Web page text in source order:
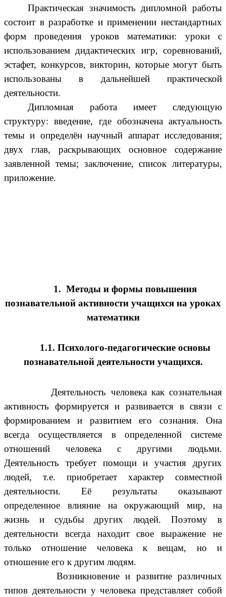
Практическая значимость дипломной работы
состоит в разработке и применении нестандартных
форм проведения уроков математики: уроки с
использованием дидактических игр, соревнований,
эстафет, конкурсов, викторин, которые могут быть
использованы в дальнейшей практической
деятельности.
Дипломная работа имеет следующую
структуру: введение, где обозначена актуальность
темы и определён научный аппарат исследования;
двух глав, раскрывающих основное содержание
заявленной темы; заключение, список литературы,
приложение.
1. Методы и формы повышения
познавательной активности учащихся на уроках
математики
1.1. Психолого-педагогические основы
познавательной деятельности учащихся.
Деятельность человека как сознательная
активность формируется и развивается в связи с
формированием и развитием его сознания. Она
всегда осуществляется в определенной системе
отношений человека с другими людьми.
Деятельность требует помощи и участия других
людей, т.е. приобретает характер совместной
деятельности. Её результаты оказывают
определенное влияние на окружающий мир, на
жизнь и судьбы других людей. Поэтому в
деятельности всегда находит свое выражение не
только отношение человека к вещам, но и
отношение его к другим людям.
Возникновение и развитие различных
типов деятельности у человека представляет собой